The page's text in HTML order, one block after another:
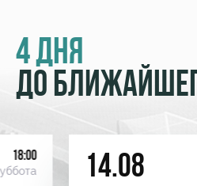
4 ДНЯ
ДО
18:00 14.08